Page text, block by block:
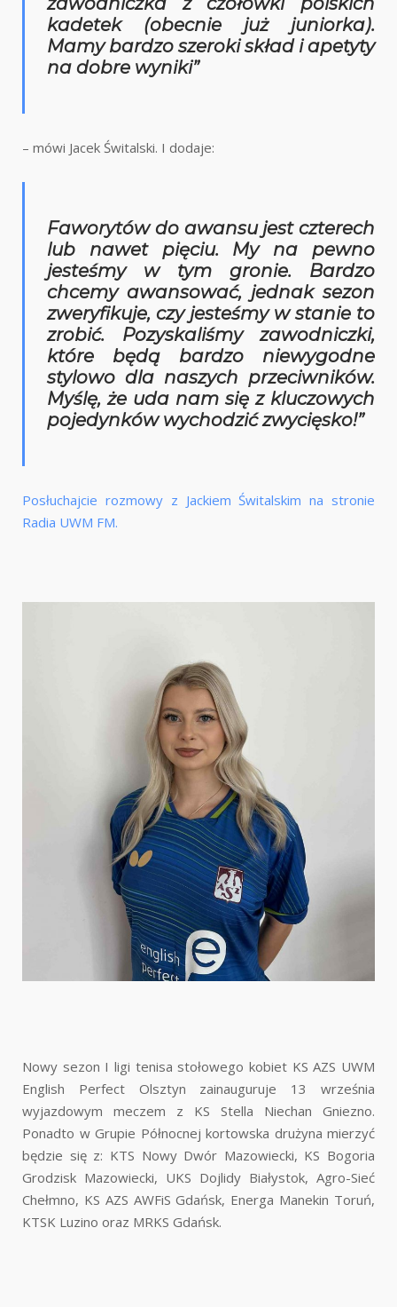
kadetek (obecnie już juniorka).
Mamy bardzo szeroki skład i apetyty
na dobre wyniki”
– mówi Jacek Świtalski. I dodaje:
Faworytów do awansu jest czterech
lub nawet pięciu. My na pewno
jesteśmy w tym gronie. Bardzo
chcemy awansować, jednak sezon
zweryfikuje, czy jesteśmy w stanie to
zrobić. Pozyskaliśmy zawodniczki,
które będą bardzo niewygodne
stylowo dla naszych przeciwników.
Myślę, że uda nam się z kluczowych
pojedynków wychodzić zwycięsko!”
Posłuchajcie rozmowy z Jackiem Świtalskim na stronie
Radia UWM FM.
Nowy sezon I ligi tenisa stołowego kobiet KS AZS UWM
English Perfect Olsztyn zainauguruje 13 września
wyjazdowym meczem z KS Stella Niechan Gniezno.
Ponadto w Grupie Północnej kortowska drużyna mierzyć
będzie się z: KTS Nowy Dwór Mazowiecki, KS Bogoria
Grodzisk Mazowiecki, UKS Dojlidy Białystok, Agro-Sieć
Chełmno, KS AZS AWFiS Gdańsk, Energa Manekin Toruń,
KTSK Luzino oraz MRKS Gdańsk.